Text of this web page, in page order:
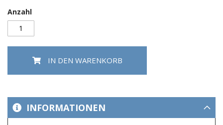
Anzahl
IN DEN WARENKORB
INFORMATIONEN